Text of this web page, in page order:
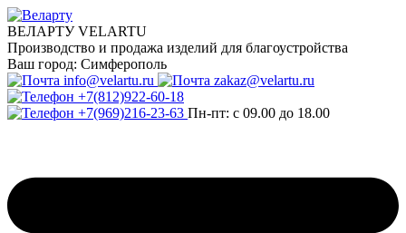
ВЕЛАРТУ VELARTU
Производство и продажа изделий для благоустройства
Ваш город: Симферополь
info@velartu.ru
zakaz@velartu.ru
+7(812)922-60-18
+7(969)216-23-63 Пн-пт: с 09.00 до 18.00